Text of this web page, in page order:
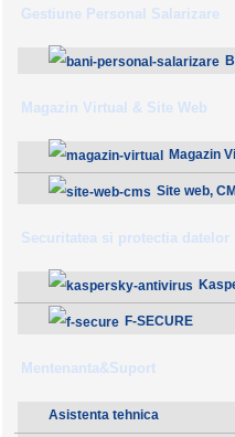
Gestiune Personal Salarizare
Magazin Virtual & Site Web
Magazin
Site web,
Securitatea si protectia datelor
F-SECURE
Mentenanta&Suport
Asistenta tehnica